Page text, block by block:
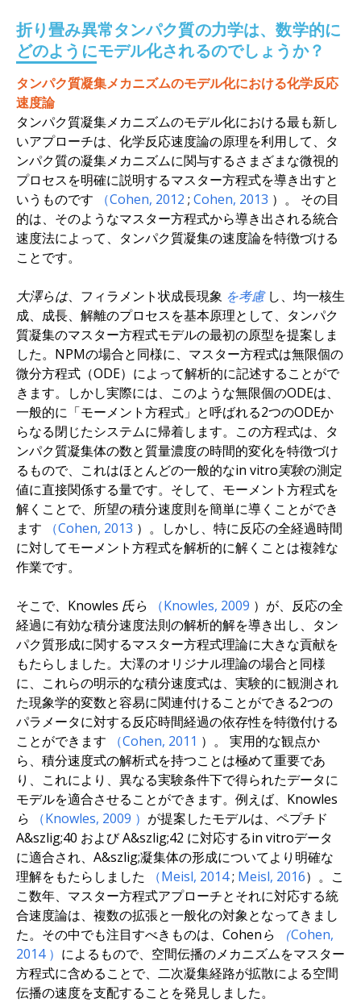
折り畳み異常タンパク質の力学は、数学的に
どのようにモデル化されるのでしょうか？
タンパク質凝集メカニズムのモデル化における化学反応
速度論
タンパク質凝集メカニズムのモデル化における最も新し
いアプローチは、化学反応速度論の原理を利用して、タ
ンパク質の凝集メカニズムに関与するさまざまな微視的
プロセスを明確に説明するマスター方程式を導き出すと
いうものです
（Cohen, 2012 ; Cohen, 2013 ）。 その目
的は、そのようなマスター方程式から導き出される統合
速度法によって、タンパク質凝集の速度論を特徴づける
ことです。
大澤らは、フィラメント状成長現象 を考慮 し、均一核生
成、成長、解離のプロセスを基本原理として、タンパク
質凝集のマスター方程式モデルの最初の原型を提案しま
した。NPMの場合と同様に、マスター方程式は無限個の
微分方程式（ODE）によって解析的に記述することがで
きます。しかし実際には、このような無限個のODEは、
一般的に「モーメント方程式」と呼ばれる2つのODEか
らなる閉じたシステムに帰着します。この方程式は、タ
ンパク質凝集体の数と質量濃度の時間的変化を特徴づけ
るもので、これはほとんどの一般的なin vitro実験の測定
値に直接関係する量です。そして、モーメント方程式を
解くことで、所望の積分速度則を簡単に導くことができ
ます
（Cohen, 2013 ）。しかし、特に反応の全経過時間
に対してモーメント方程式を解析的に解くことは複雑な
作業です。
そこで、Knowles 氏ら （Knowles, 2009 ）が、反応の全
経過に有効な積分速度法則の解析的解を導き出し、タン
パク質形成に関するマスター方程式理論に大きな貢献を
もたらしました。大澤のオリジナル理論の場合と同様
に、これらの明示的な積分速度式は、実験的に観測され
た現象学的変数と容易に関連付けることができる2つの
パラメータに対する反応時間経過の依存性を特徴付ける
ことができます
（Cohen, 2011 ）。 実用的な観点か
ら、積分速度式の解析式を持つことは極めて重要であ
り、これにより、異なる実験条件下で得られたデータに
モデルを適合させることができます。例えば、 Knowles
ら
（Knowles, 2009 ） が提案したモデルは、ペプチド
A&szlig;40 および A&szlig;42 に対応するin vitroデータ
に適合され、A&szlig;凝集体の形成についてより明確な
理解をもたらしました
（Meisl, 2014; Meisl, 2016）。こ
こ数年、マスター方程式アプローチとそれに対応する統
合速度論は、複数の拡張と一般化の対象となってきまし
た。その中でも注目すべきものは、Cohenら
（Cohen,
2014 ） によるもので、空間伝播のメカニズムをマスター
方程式に含めることで、二次凝集経路が拡散による空間
伝播の速度を支配することを発見しました。